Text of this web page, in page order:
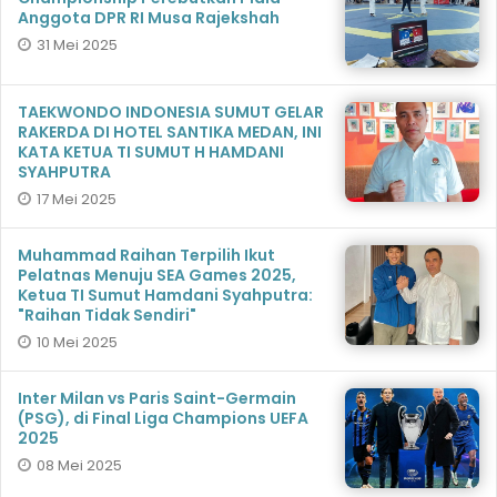
Anggota DPR RI Musa Rajekshah
31 Mei 2025
TAEKWONDO INDONESIA SUMUT GELAR
RAKERDA DI HOTEL SANTIKA MEDAN, INI
KATA KETUA TI SUMUT H HAMDANI
SYAHPUTRA
17 Mei 2025
Muhammad Raihan Terpilih Ikut
Pelatnas Menuju SEA Games 2025,
Ketua TI Sumut Hamdani Syahputra:
"Raihan Tidak Sendiri"
10 Mei 2025
Inter Milan vs Paris Saint-Germain
(PSG), di Final Liga Champions UEFA
2025
08 Mei 2025